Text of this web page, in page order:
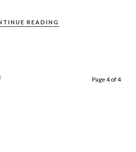
READING
Page 4 of 4